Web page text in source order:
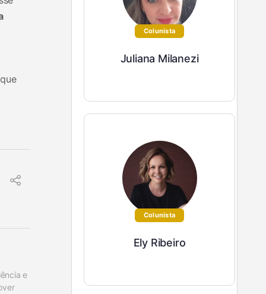
e
Colunista
Juliana Milanezi
Colunista
Ely Ribeiro